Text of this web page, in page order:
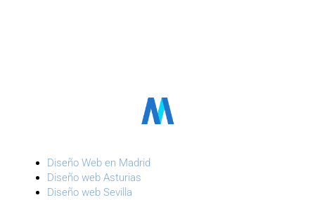
Diseño Web en Madrid
Diseño web Asturias
Diseño web Sevilla